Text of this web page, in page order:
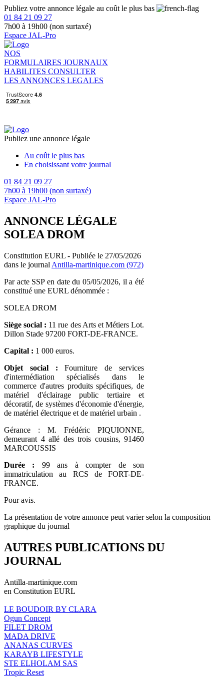
Publiez votre annonce légale au coût le plus bas
01 84 21 09 27
7h00 à 19h00 (non surtaxé)
Espace JAL-Pro
NOS
FORMULAIRES JOURNAUX
HABILITES CONSULTER
LES ANNONCES LEGALES
Publiez une annonce légale
Au coût le plus bas
En choisissant votre journal
01 84 21 09 27
7h00 à 19h00 (non surtaxé)
Espace JAL-Pro
ANNONCE LÉGALE
SOLEA DROM
Constitution EURL - Publiée le 27/05/2026
dans le journal Antilla-martinique.com (972)
Par acte SSP en date du 05/05/2026, il a été
constitué une EURL dénommée :
SOLEA DROM
Siège social : 11 rue des Arts et Métiers Lot.
Dillon Stade 97200 FORT-DE-FRANCE.
Capital : 1 000 euros.
Objet social :Fourniture de services
d'intermédiation spécialisés dans le
commerce d'autres produits spécifiques, de
matériel d'éclairage public tertiaire et
décoratif, de systèmes d'économie d'énergie,
de matériel électrique et de matériel urbain .
Gérance : M. Frédéric PIQUIONNE,
demeurant 4 allé des trois cousins, 91460
MARCOUSSIS
Durée : 99 ans à compter de son
immatriculation au RCS de FORT-DE-
FRANCE.
Pour avis.
La présentation de votre annonce peut varier selon la composition
graphique du journal
AUTRES PUBLICATIONS DU
JOURNAL
Antilla-martinique.com
en Constitution EURL
LE BOUDOIR BY CLARA
Ogun Concept
FILET DROM
MADA DRIVE
ANANAS CURVES
KARAYB LIFESTYLE
STE ELHOLAM SAS
Tropic Reset